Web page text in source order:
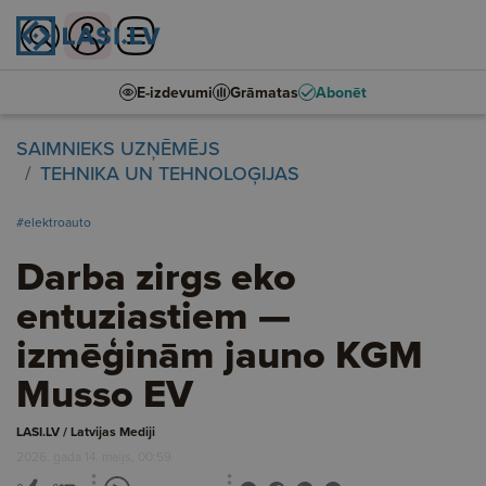
E-izdevumi Grāmatas Abonēt
SAIMNIEKS UZŅĒMĒJS
TEHNIKA UN TEHNOLOĢIJAS
#elektroauto
Darba zirgs eko
entuziastiem —
izmēģinām jauno KGM
Musso EV
LASI.LV / Latvijas Mediji
2026. gada 14. maijs, 00:59